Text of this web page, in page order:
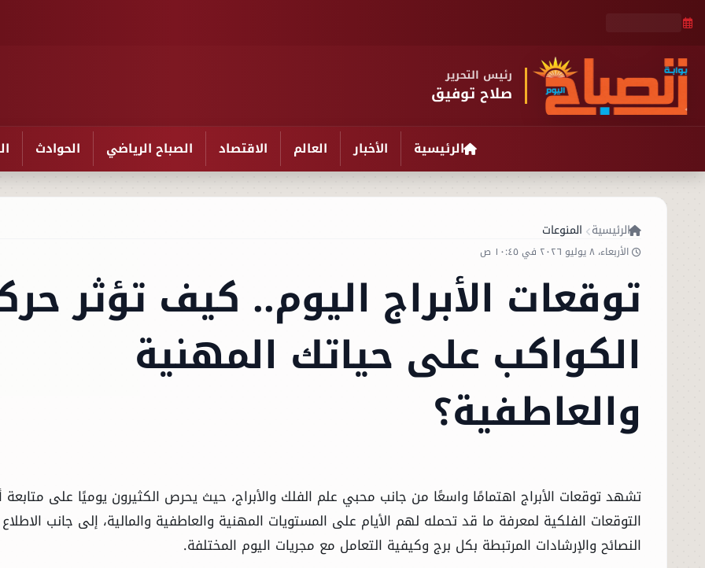
رئيس التحرير
صلاح توفيق
الرئيسية الأخبار العالم الاقتصاد الصباح الرياضي الحوادث
الرئيسية المنوعات
الأربعاء، ٨ يوليو ٢٠٢٦ في ١٠:٤٥ ص
توقعات الأبراج اليوم.. كيف تؤثر
الكواكب على حياتك المهنية
والعاطفية؟
تشهد توقعات الأبراج اهتمامًا واسعًا من جانب محبي علم الفلك والأبراج، حيث يحرص الكثيرون يوميًا على متابعة
التوقعات الفلكية لمعرفة ما قد تحمله لهم الأيام على المستويات المهنية والعاطفية والمالية، إلى جانب
النصائح والإرشادات المرتبطة بكل برج وكيفية التعامل مع مجريات اليوم المختلفة.